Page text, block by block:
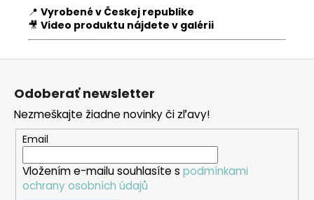
📍 Vyrobené v Českej republike
🎥 Video produktu nájdete v galérii
Odoberať newsletter
Nezmeškajte žiadne novinky či zľavy!
Email
Vložením e-mailu souhlasíte s podmínkami
ochrany osobních údajů